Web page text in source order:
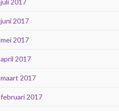
juli 2017
juni 2017
mei 2017
april 2017
maart 2017
februari 2017